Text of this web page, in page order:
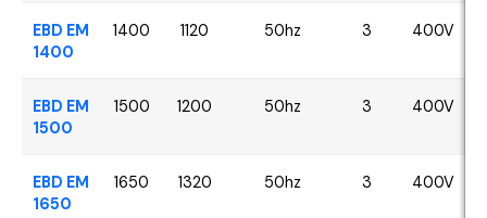
EBD EM
1400
1400 1120 50hz 3 400V
EBD EM
1500
1500 1200 50hz 3 400V
EBD EM
1650
1650 1320 50hz 3 400V